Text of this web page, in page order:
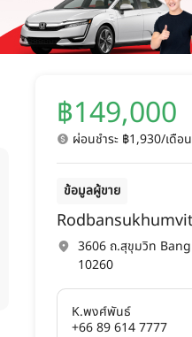
฿149,000
ผ่อนชำระ ฿1,930/เดือน
ข้อมูลผู้ขาย
3606 ถ.สุขุมวิท
10260
K.พงศ์พันธ์
+66 89 614 7777